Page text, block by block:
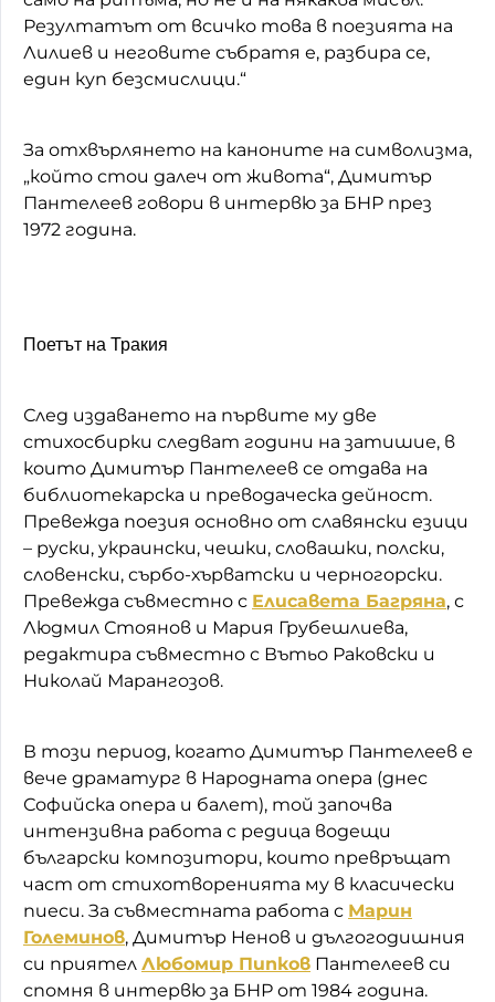
Резултатът от всичко това в поезията на
Лилиев и неговите събратя е, разбира се,
един куп безсмислици.“
За отхвърлянето на каноните на символизма,
„който стои далеч от живота“, Димитър
Пантелеев говори в интервю за БНР през
1972 година.
Поетът на Тракия
След издаването на първите му две
стихосбирки следват години на затишие, в
които Димитър Пантелеев се отдава на
библиотекарска и преводаческа дейност.
Превежда поезия основно от славянски езици
– руски, украински, чешки, словашки, полски,
словенски, сърбо-хърватски и черногорски.
Превежда съвместно с Елисавета Багряна, с
Людмил Стоянов и Мария Грубешлиева,
редактира съвместно с Вътьо Раковски и
Николай Марангозов.
В този период, когато Димитър Пантелеев е
вече драматург в Народната опера (днес
Софийска опера и балет), той започва
интензивна работа с редица водещи
български композитори, които превръщат
част от стихотворенията му в класически
пиеси. За съвместната работа с Марин
Големинов, Димитър Ненов и дългогодишния
си приятел Любомир Пипков Пантелеев си
спомня в интервю за БНР от 1984 година.